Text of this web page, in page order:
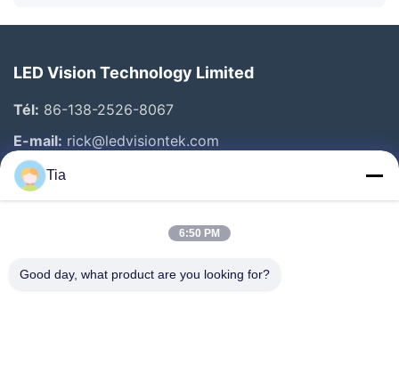
LED Vision Technology Limited
Tél: 86-138-2526-8067
E-mail: rick@ledvisiontek.com
Liens Rapides
Produits
Tia
6:50 PM
Good day, what product are you looking for?